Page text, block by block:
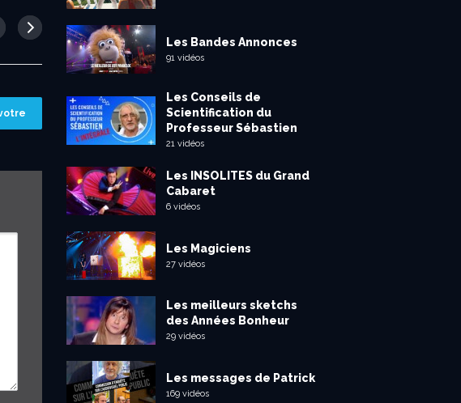
Les Bandes Annonces
91 vidéos
Les Conseils de
Scientification du
Professeur Sébastien
21 vidéos
Les INSOLITES du Grand
Cabaret
6 vidéos
Les Magiciens
27 vidéos
Les meilleurs sketchs
des Années Bonheur
29 vidéos
Les messages de Patrick
169 vidéos